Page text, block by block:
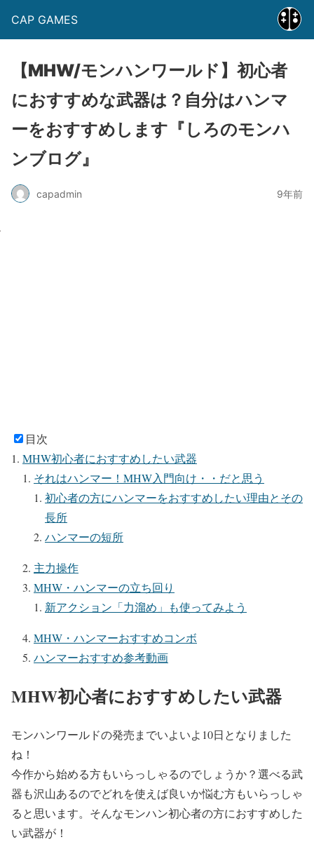
CAP GAMES
【MHW/モンハンワールド】初心者
におすすめな武器は？自分はハンマ
ーをおすすめします『しろのモンハ
ンブログ』
capadmin 9年前
目次
MHW初心者におすすめしたい武器
それはハンマー！MHW入門向け・・だと思う
初心者の方にハンマーをおすすめしたい理由とその
長所
ハンマーの短所
主力操作
MHW・ハンマーの立ち回り
新アクション「力溜め」も使ってみよう
MHW・ハンマーおすすめコンボ
ハンマーおすすめ参考動画
MHW初心者におすすめしたい武器
モンハンワールドの発売までいよいよ10日となりました
ね！
今作から始める方もいらっしゃるのでしょうか？選べる武
器も沢山あるのでどれを使えば良いか悩む方もいらっしゃ
ると思います。そんなモンハン初心者の方におすすめした
い武器が！